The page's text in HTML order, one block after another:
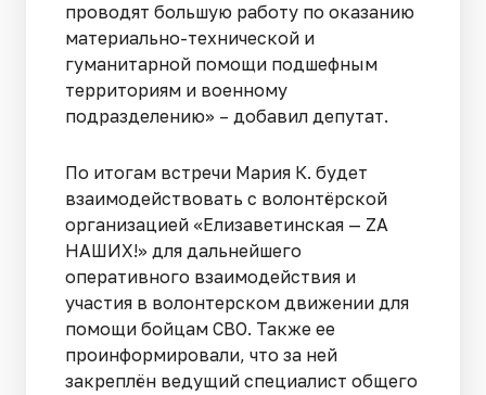
проводят большую работу по оказанию
материально-технической и
гуманитарной помощи подшефным
территориям и военному
подразделению» – добавил депутат.
По итогам встречи Мария К. будет
взаимодействовать с волонтёрской
организацией «Елизаветинская — ZA
НАШИХ!» для дальнейшего
оперативного взаимодействия и
участия в волонтерском движении для
помощи бойцам СВО. Также ее
проинформировали, что за ней
закреплён ведущий специалист общего